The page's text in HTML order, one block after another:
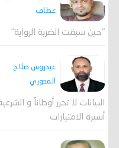
عطاف
"حين سبقت الضربة الرواية"
عيدروس صلاح
المدوري
البيانات لا تحرر أوطاناً و
أسيرة الامتيازات